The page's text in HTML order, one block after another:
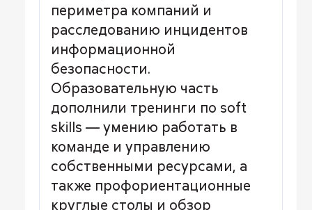
периметра компаний и
расследованию инцидентов
информационной
безопасности.
Образовательную часть
дополнили тренинги по soft
skills — умению работать в
команде и управлению
собственными ресурсами, а
также профориентационные
круглые столы и обзор